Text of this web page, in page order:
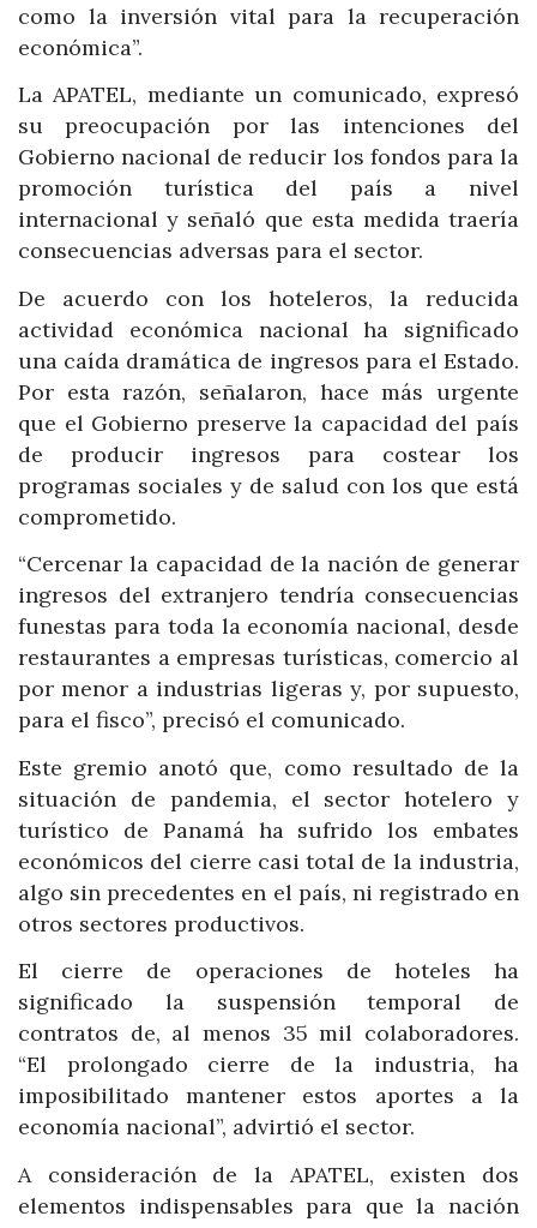
como la inversión vital para la recuperación
económica”.
La APATEL, mediante un comunicado, expresó
su preocupación por las intenciones del
Gobierno nacional de reducir los fondos para la
promoción turística del país a nivel
internacional y señaló que esta medida traería
consecuencias adversas para el sector.
De acuerdo con los hoteleros, la reducida
actividad económica nacional ha significado
una caída dramática de ingresos para el Estado.
Por esta razón, señalaron, hace más urgente
que el Gobierno preserve la capacidad del país
de producir ingresos para costear los
programas sociales y de salud con los que está
comprometido.
“Cercenar la capacidad de la nación de generar
ingresos del extranjero tendría consecuencias
funestas para toda la economía nacional, desde
restaurantes a empresas turísticas, comercio al
por menor a industrias ligeras y, por supuesto,
para el fisco”, precisó el comunicado.
Este gremio anotó que, como resultado de la
situación de pandemia, el sector hotelero y
turístico de Panamá ha sufrido los embates
económicos del cierre casi total de la industria,
algo sin precedentes en el país, ni registrado en
otros sectores productivos.
El cierre de operaciones de hoteles ha
significado la suspensión temporal de
contratos de, al menos 35 mil colaboradores.
“El prolongado cierre de la industria, ha
imposibilitado mantener estos aportes a la
economía nacional”, advirtió el sector.
A consideración de la APATEL, existen dos
elementos indispensables para que la nación